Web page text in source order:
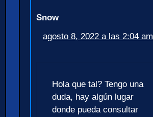
Snow
agosto 8, 2022 a las 2:04 am
Hola que tal? Tengo una
duda, hay algún lugar
donde pueda consultar